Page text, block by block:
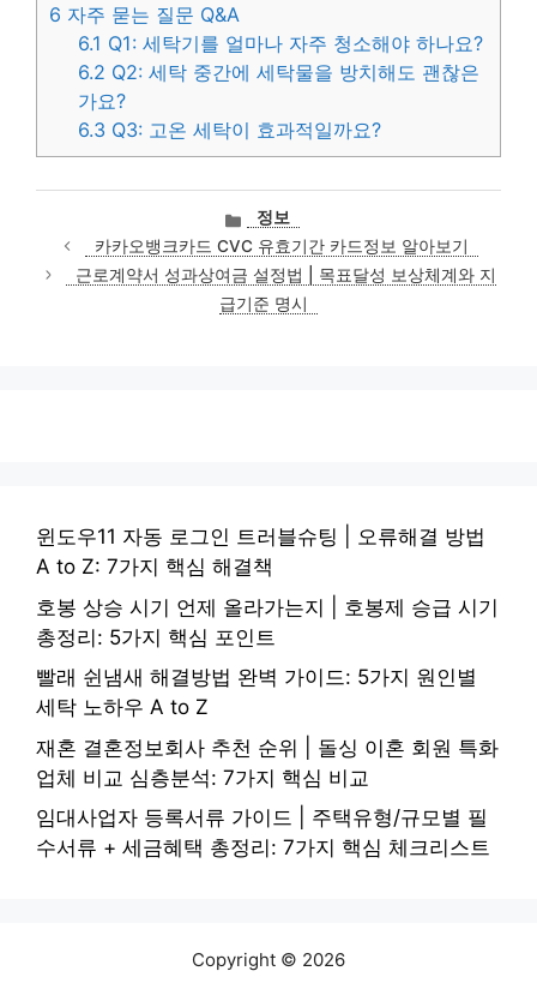
6 자주 묻는 질문 Q&A
6.1 Q1: 세탁기를 얼마나 자주 청소해야 하나요?
6.2 Q2: 세탁 중간에 세탁물을 방치해도 괜찮은
가요?
6.3 Q3: 고온 세탁이 효과적일까요?
카
테
고
리
정보
카카오뱅크카드 CVC 유효기간 카드정보 알아보기
근로계약서 성과상여금 설정법 | 목표달성 보상체계와 지
급기준 명시
윈도우11 자동 로그인 트러블슈팅 | 오류해결 방법
A to Z: 7가지 핵심 해결책
호봉 상승 시기 언제 올라가는지 | 호봉제 승급 시기
총정리: 5가지 핵심 포인트
빨래 쉰냄새 해결방법 완벽 가이드: 5가지 원인별
세탁 노하우 A to Z
재혼 결혼정보회사 추천 순위 | 돌싱 이혼 회원 특화
업체 비교 심층분석: 7가지 핵심 비교
임대사업자 등록서류 가이드 | 주택유형/규모별 필
수서류 + 세금혜택 총정리: 7가지 핵심 체크리스트
Copyright © 2026